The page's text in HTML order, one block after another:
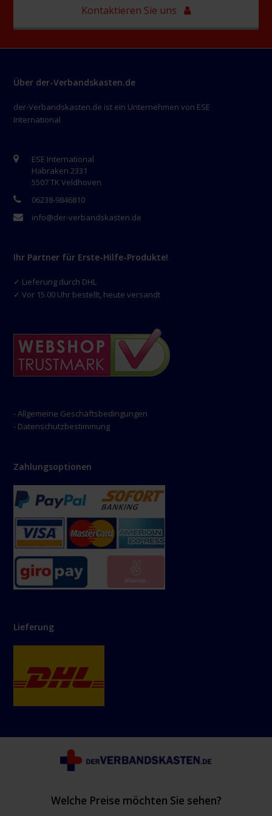
Kontaktieren Sie uns
Über der-Verbandskasten.de
der-Verbandskasten.de ist ein Unternehmen von ESE
International
ESE International
Habraken 2331
5507 TK Veldhoven
06238-9846810
info@der-verbandskasten.de
Ihr Partner für Erste-Hilfe-Produkte!
✓ Lieferung durch DHL
✓ Vor 15.00 Uhr bestellt, heute versandt
- Allgemeine Geschäftsbedingungen
- Datenschutzbestimmung
Zahlungsoptionen
Lieferung
Welche Preise möchten Sie sehen?